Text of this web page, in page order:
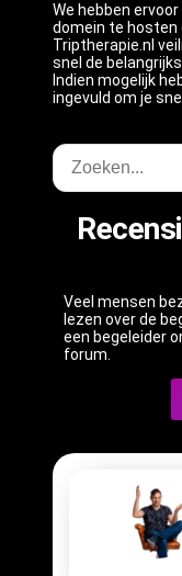
We hebben
domein te hosten
Triptherapie.nl
snel de
Indien mogelijk
ingevuld om je
Veel mensen
lezen over de
een begeleider
forum.